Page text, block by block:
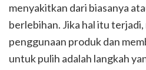
menyakitkan dari biasanya
berlebihan. Jika hal itu
penggunaan produk dan
untuk pulih adalah langkah